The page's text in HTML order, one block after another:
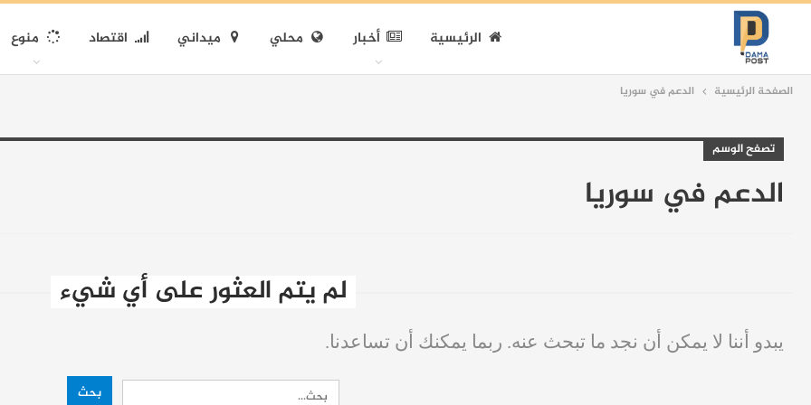
الرئيسية أخبار محلي ميداني اقتصاد منوع
الصفحة الرئيسية الدعم في سوريا
تصفح الوسم
الدعم في سوريا
لم يتم العثور على أي شيء
يبدو أننا لا يمكن أن نجد ما تبحث عنه. ربما يمكنك أن تساعدنا.